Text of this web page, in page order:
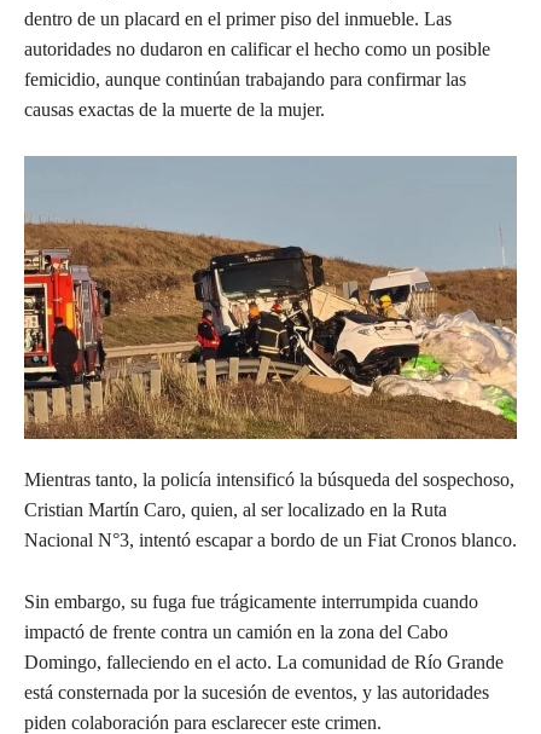
dentro de un placard en el primer piso del inmueble. Las
autoridades no dudaron en calificar el hecho como un posible
femicidio, aunque continúan trabajando para confirmar las
causas exactas de la muerte de la mujer.
Mientras tanto, la policía intensificó la búsqueda del sospechoso,
Cristian Martín Caro, quien, al ser localizado en la Ruta
Nacional N°3, intentó escapar a bordo de un Fiat Cronos blanco.
Sin embargo, su fuga fue trágicamente interrumpida cuando
impactó de frente contra un camión en la zona del Cabo
Domingo, falleciendo en el acto. La comunidad de Río Grande
está consternada por la sucesión de eventos, y las autoridades
piden colaboración para esclarecer este crimen.